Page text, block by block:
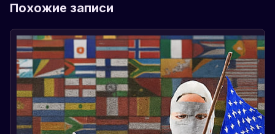
Похожие записи